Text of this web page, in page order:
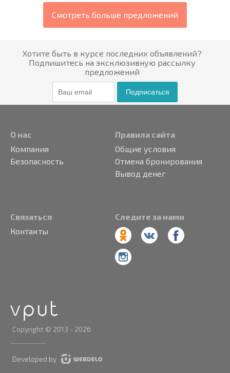
Смотреть больше предложений
Хотите быть в курсе последних объявлений?
Подпишитесь на эксклюзивную рассылку
предложений
Подписаться
О нас
Компания
Безопасность
Правила сайта
Общие условия
Отмена бронирования
Вывод денег
Связаться
Контакты
Следите за нами
Copyright © 2013 - 2026
Developed by